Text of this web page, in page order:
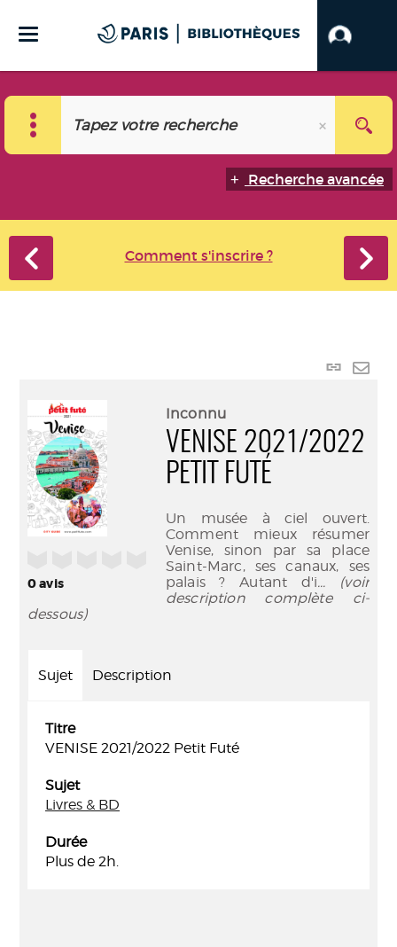
Recherche avancée
Comment s'inscrire ?
Lien
mail
0avis
Inconnu
VENISE 2021/2022
PETIT FUTÉ
Un musée à ciel ouvert.
Comment mieux résumer
Venise, sinon par sa place
Saint-Marc, ses canaux, ses
palais ? Autant d'i... (voir
description complète ci-
dessous)
Sujet Description
Titre
VENISE 2021/2022 Petit Futé
Sujet
Livres & BD
Durée
Plus de 2h.